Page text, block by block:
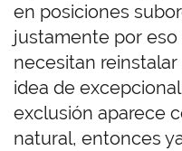
en posiciones
justamente por
necesitan
idea de
exclusión aparece
natural, entonces